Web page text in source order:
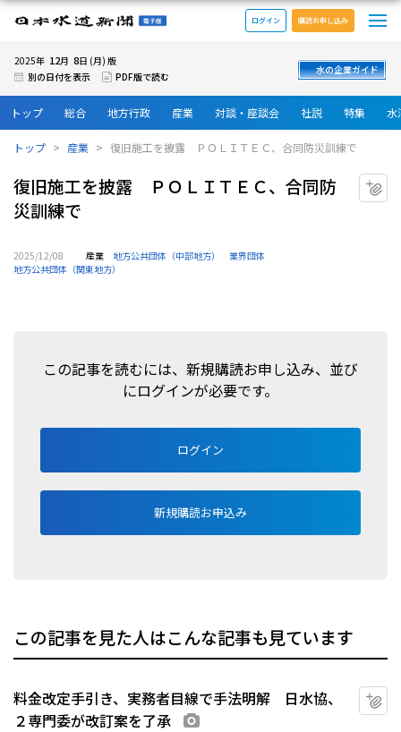
日本水道新聞 電子版
ログイン 購読お申し込み
2025年 12月 8日 (月) 版
別の日付を表示
PDF版で読む
水の企業ガイド
トップ 総合 地方行政 産業 対談・座談会 社説 特集 水
トップ 産業 復旧施工を披露 ＰＯＬＩＴＥＣ、合同防災訓練で
復旧施工を披露 ＰＯＬＩＴＥＣ、合同防
災訓練で
2025/12/08 産業 地方公共団体（中部地方）
業界団体
地方公共団体（関東地方）
この記事を読むには、新規購読お申し込み、並び
にログインが必要です。
ログイン
新規購読お申込み
この記事を見た人はこんな記事も見ています
料金改定手引き、実務者目線で手法明解 日水協、
２専門委が改訂案を了承